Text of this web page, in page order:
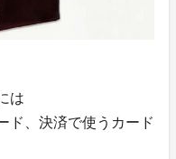
は
ド、決済で使うカード